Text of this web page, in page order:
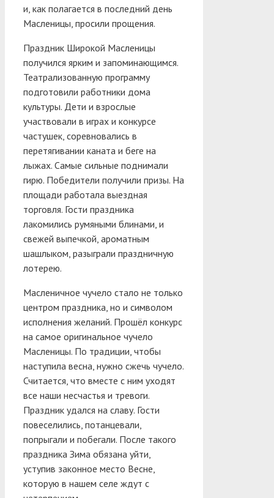
и, как полагается в последний день
Масленицы, просили прощения.
Праздник Широкой Масленицы
получился ярким и запоминающимся.
Театрализованную программу
подготовили работники дома
культуры. Дети и взрослые
участвовали в играх и конкурсе
частушек, соревновались в
перетягивании каната и беге на
лыжах. Самые сильные поднимали
гирю. Победители получили призы. На
площади работала выездная
торговля. Гости праздника
лакомились румяными блинами, и
свежей выпечкой, ароматным
шашлыком, разыграли праздничную
лотерею.
Масленичное чучело стало не только
центром праздника, но и символом
исполнения желаний. Прошёл конкурс
на самое оригинальное чучело
Масленицы. По традиции, чтобы
наступила весна, нужно сжечь чучело.
Считается, что вместе с ним уходят
все наши несчастья и тревоги.
Праздник удался на славу. Гости
повеселились, потанцевали,
попрыгали и побегали. После такого
праздника Зима обязана уйти,
уступив законное место Весне,
которую в нашем селе ждут с